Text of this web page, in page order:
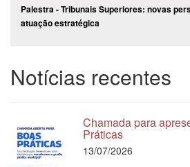
Palestra - Tribunais Superiores: novas
atuação estratégica
Notícias recentes
Chamada para
Práticas
13/07/2026